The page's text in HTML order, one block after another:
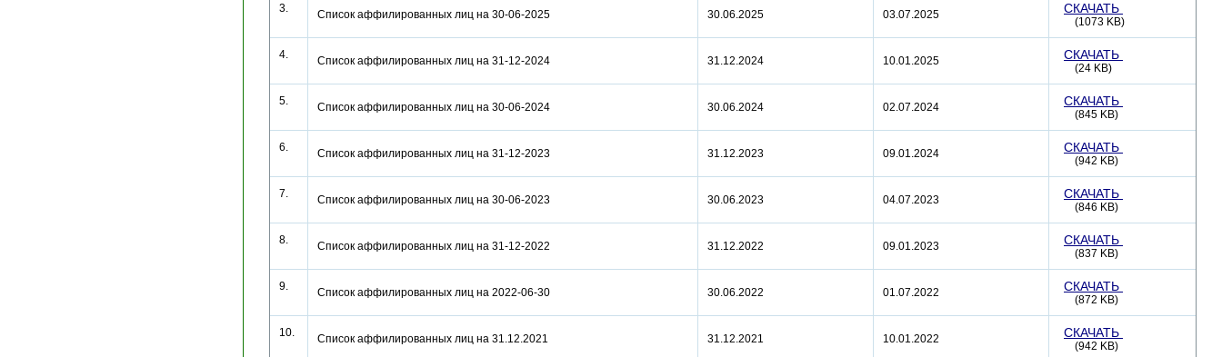
3. Список аффилированных лиц на 30-06-2025 30.06.2025 03.07.2025 СКАЧАТЬ
(1073 KB)
4. Список аффилированных лиц на 31-12-2024 31.12.2024 10.01.2025 СКАЧАТЬ
(24 KB)
5. Список аффилированных лиц на 30-06-2024 30.06.2024 02.07.2024 СКАЧАТЬ
(845 KB)
6. Список аффилированных лиц на 31-12-2023 31.12.2023 09.01.2024 СКАЧАТЬ
(942 KB)
7. Список аффилированных лиц на 30-06-2023 30.06.2023 04.07.2023 СКАЧАТЬ
(846 KB)
8. Список аффилированных лиц на 31-12-2022 31.12.2022 09.01.2023 СКАЧАТЬ
(837 KB)
9. Список аффилированных лиц на 2022-06-30 30.06.2022 01.07.2022 СКАЧАТЬ
(872 KB)
10. Список аффилированных лиц на 31.12.2021 31.12.2021 10.01.2022 СКАЧАТЬ
(942 KB)